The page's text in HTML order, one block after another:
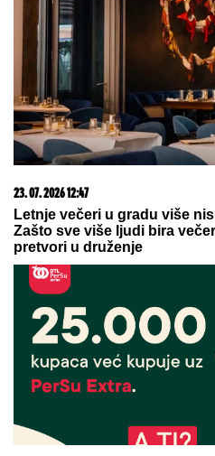
letovanje - ovih 7 troškova
05. 08. 2026 15:45
Сазнања „Политике”: Ко
Митрополиту Методију у